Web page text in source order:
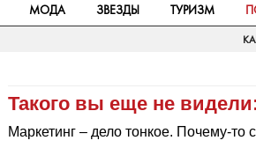
МОДА ЗВЕЗДЫ ТУРИЗМ
Такого вы еще не
Маркетинг – дело тонкое. Почему-